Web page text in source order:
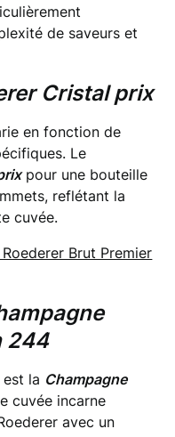
de saveurs et
Cristal prix
en fonction de
Le
pour une bouteille
reflétant la
cuvée.
Brut Premier
244
la Champagne
cuvée incarne
avec un